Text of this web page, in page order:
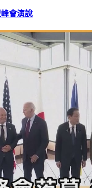
會演說